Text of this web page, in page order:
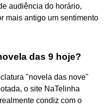
audiência do horário,
mais antigo um sentimento
das 9 hoje?
"novela das nove"
o site NaTelinha
condiz com o